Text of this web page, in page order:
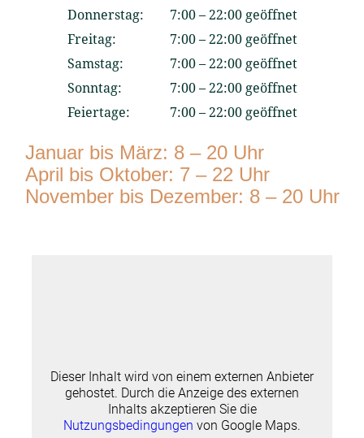
Donnerstag:
7:00 – 22:00 geöffnet
Freitag:
7:00 – 22:00 geöffnet
Samstag:
7:00 – 22:00 geöffnet
Sonntag:
7:00 – 22:00 geöffnet
Feiertage:
7:00 – 22:00 geöffnet
Januar bis März: 8 – 20 Uhr
April bis Oktober: 7 – 22 Uhr
November bis Dezember: 8 – 20 Uhr